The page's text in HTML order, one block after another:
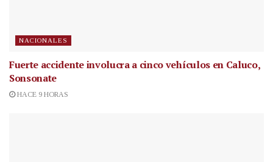
NACIONALES
Fuerte accidente involucra a cinco vehículos en Caluco,
Sonsonate
HACE 9 HORAS